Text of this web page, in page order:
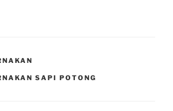
SAPI POTONG